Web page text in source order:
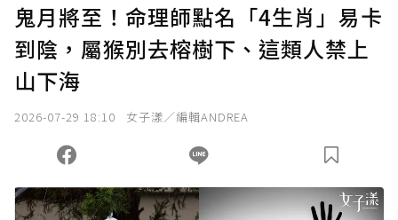
鬼月將至！命理師點名「4生肖」易卡
到陰，屬猴別去榕樹下、這類人禁上
山下海
2026-07-29 18:10 女子漾／編輯ANDREA